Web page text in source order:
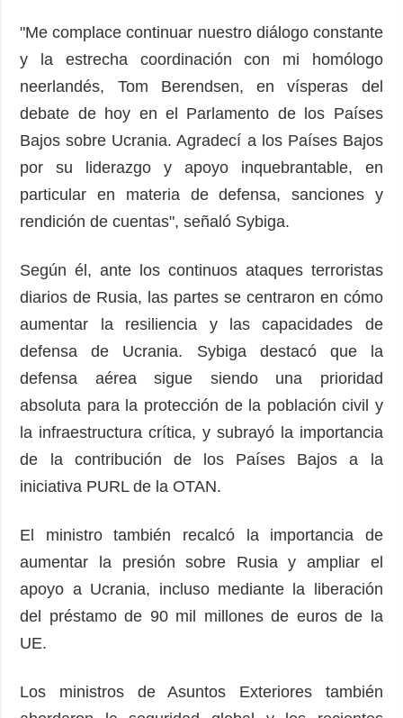
"Me complace continuar nuestro diálogo constante
y la estrecha coordinación con mi homólogo
neerlandés, Tom Berendsen, en vísperas del
debate de hoy en el Parlamento de los Países
Bajos sobre Ucrania. Agradecí a los Países Bajos
por su liderazgo y apoyo inquebrantable, en
particular en materia de defensa, sanciones y
rendición de cuentas", señaló Sybiga.
Según él, ante los continuos ataques terroristas
diarios de Rusia, las partes se centraron en cómo
aumentar la resiliencia y las capacidades de
defensa de Ucrania. Sybiga destacó que la
defensa aérea sigue siendo una prioridad
absoluta para la protección de la población civil y
la infraestructura crítica, y subrayó la importancia
de la contribución de los Países Bajos a la
iniciativa PURL de la OTAN.
El ministro también recalcó la importancia de
aumentar la presión sobre Rusia y ampliar el
apoyo a Ucrania, incluso mediante la liberación
del préstamo de 90 mil millones de euros de la
UE.
Los ministros de Asuntos Exteriores también